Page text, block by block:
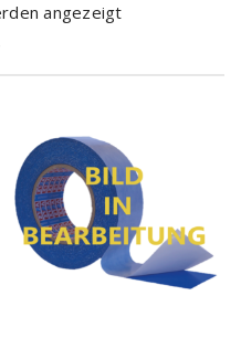
angezeigt